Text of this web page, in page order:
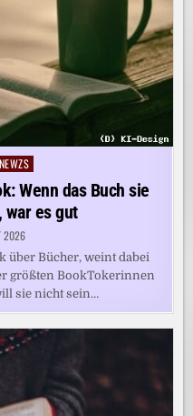
Wenn das Buch sie
war es gut
2026
über Bücher, weint dabei
größten BookTokerinnen
sie nicht sein…